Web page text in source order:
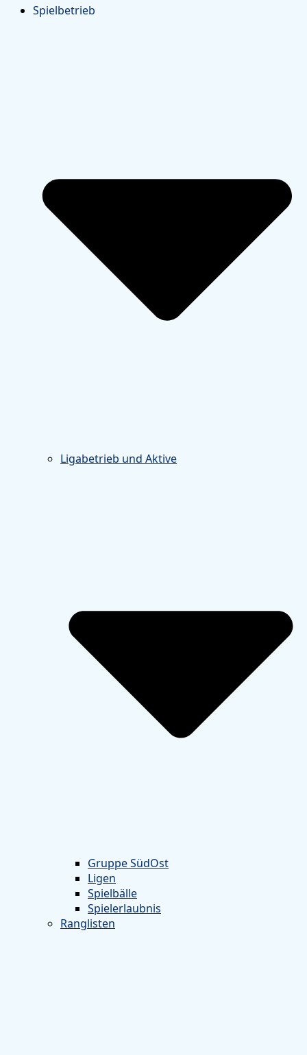
Spielbetrieb
Ligabetrieb und Aktive
Gruppe SüdOst
Ligen
Spielbälle
Spielerlaubnis
Ranglisten